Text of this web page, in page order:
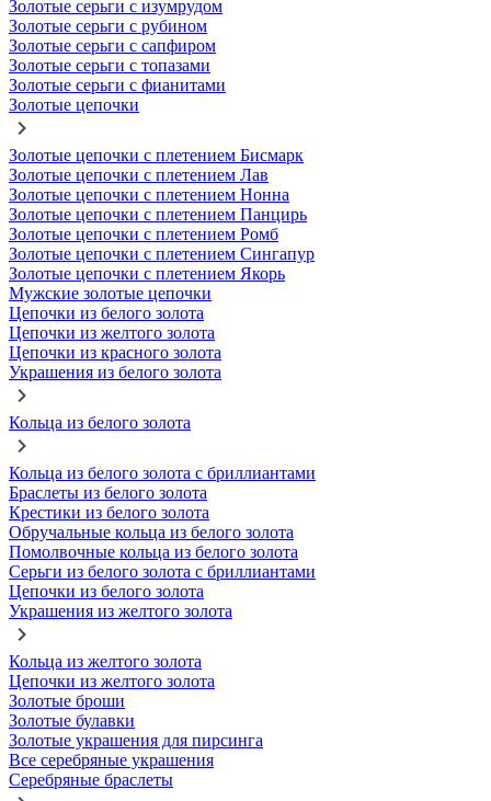
Золотые серьги с изумрудом
Золотые серьги с рубином
Золотые серьги с сапфиром
Золотые серьги с топазами
Золотые серьги с фианитами
Золотые цепочки
Золотые цепочки с плетением Бисмарк
Золотые цепочки с плетением Лав
Золотые цепочки с плетением Нонна
Золотые цепочки с плетением Панцирь
Золотые цепочки с плетением Ромб
Золотые цепочки с плетением Сингапур
Золотые цепочки с плетением Якорь
Мужские золотые цепочки
Цепочки из белого золота
Цепочки из желтого золота
Цепочки из красного золота
Украшения из белого золота
Кольца из белого золота
Кольца из белого золота с бриллиантами
Браслеты из белого золота
Крестики из белого золота
Обручальные кольца из белого золота
Помолвочные кольца из белого золота
Серьги из белого золота с бриллиантами
Цепочки из белого золота
Украшения из желтого золота
Кольца из желтого золота
Цепочки из желтого золота
Золотые броши
Золотые булавки
Золотые украшения для пирсинга
Все серебряные украшения
Серебряные браслеты